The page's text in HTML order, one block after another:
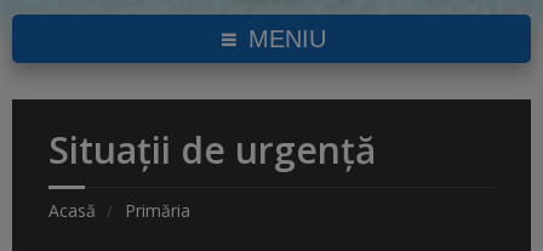
MENIU
Situații de urgență
Acasă Primăria